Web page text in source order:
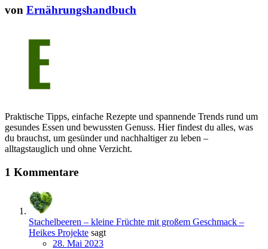
von Ernährungshandbuch
Praktische Tipps, einfache Rezepte und spannende Trends rund um
gesundes Essen und bewussten Genuss. Hier findest du alles, was
du brauchst, um gesünder und nachhaltiger zu leben –
alltagstauglich und ohne Verzicht.
1 Kommentare
Stachelbeeren – kleine Früchte mit großem Geschmack –
Heikes Projekte sagt
28. Mai 2023